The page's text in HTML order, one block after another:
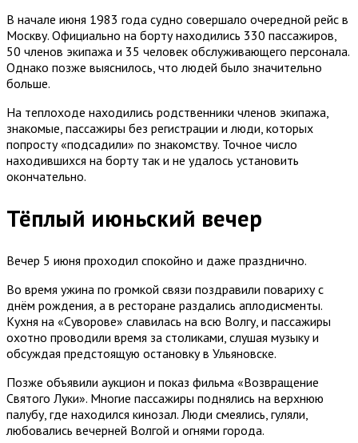
В начале июня 1983 года судно совершало очередной рейс в
Москву. Официально на борту находились 330 пассажиров,
50 членов экипажа и 35 человек обслуживающего персонала.
Однако позже выяснилось, что людей было значительно
больше.
На теплоходе находились родственники членов экипажа,
знакомые, пассажиры без регистрации и люди, которых
попросту «подсадили» по знакомству. Точное число
находившихся на борту так и не удалось установить
окончательно.
Тёплый июньский вечер
Вечер 5 июня проходил спокойно и даже празднично.
Во время ужина по громкой связи поздравили повариху с
днём рождения, а в ресторане раздались аплодисменты.
Кухня на «Суворове» славилась на всю Волгу, и пассажиры
охотно проводили время за столиками, слушая музыку и
обсуждая предстоящую остановку в Ульяновске.
Позже объявили аукцион и показ фильма «Возвращение
Святого Луки». Многие пассажиры поднялись на верхнюю
палубу, где находился кинозал. Люди смеялись, гуляли,
любовались вечерней Волгой и огнями города.